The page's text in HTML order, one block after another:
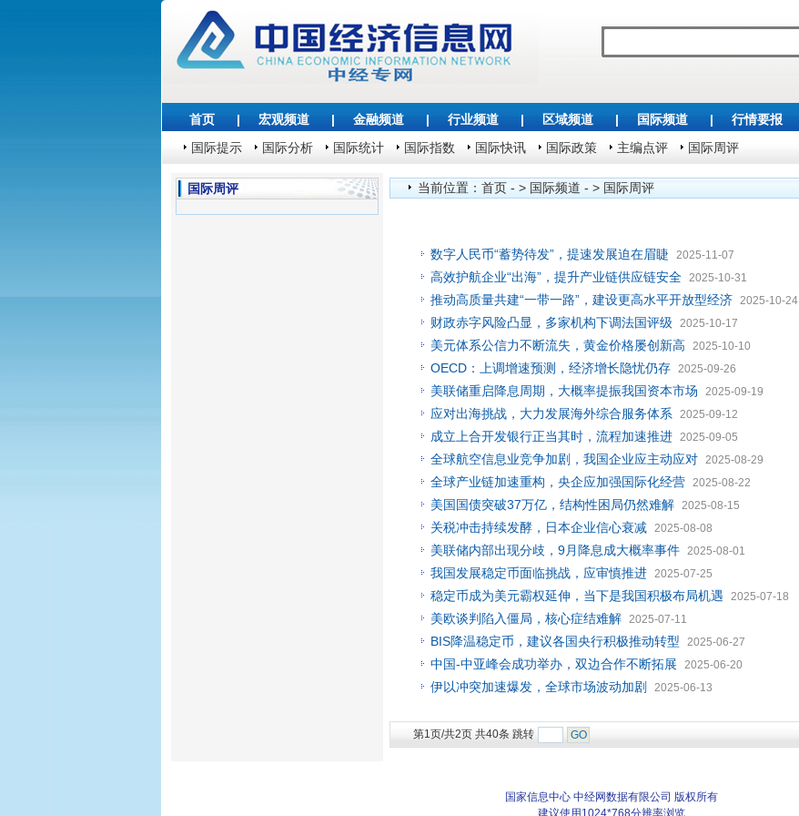
首页 | 宏观频道 | 金融频道 | 行业频道 | 区域频道 | 国际频道 | 行情要报
国际提示
国际分析 国际统计 国际指数 国际快讯 国际政策 主编点评 国际周评
国际周评 当前位置： 首页 - > 国际频道 - > 国际周评
数字人民币“蓄势待发”，提速发展迫在眉睫 2025-11-07
高效护航企业“出海”，提升产业链供应链安全 2025-10-31
推动高质量共建“一带一路”，建设更高水平开放型经济 2025-10-24
财政赤字风险凸显，多家机构下调法国评级 2025-10-17
美元体系公信力不断流失，黄金价格屡创新高 2025-10-10
OECD：上调增速预测，经济增长隐忧仍存 2025-09-26
美联储重启降息周期，大概率提振我国资本市场 2025-09-19
应对出海挑战，大力发展海外综合服务体系 2025-09-12
成立上合开发银行正当其时，流程加速推进 2025-09-05
全球航空信息业竞争加剧，我国企业应主动应对 2025-08-29
全球产业链加速重构，央企应加强国际化经营 2025-08-22
美国国债突破37万亿，结构性困局仍然难解 2025-08-15
关税冲击持续发酵，日本企业信心衰减 2025-08-08
美联储内部出现分歧，9月降息成大概率事件 2025-08-01
我国发展稳定币面临挑战，应审慎推进 2025-07-25
稳定币成为美元霸权延伸，当下是我国积极布局机遇 2025-07-18
美欧谈判陷入僵局，核心症结难解 2025-07-11
BIS降温稳定币，建议各国央行积极推动转型 2025-06-27
中国-中亚峰会成功举办，双边合作不断拓展 2025-06-20
伊以冲突加速爆发，全球市场波动加剧 2025-06-13
第1页/共2页 共40条 跳转
国家信息中心 中经网数据有限公司 版权所有
建议使用1024*768分辨率浏览